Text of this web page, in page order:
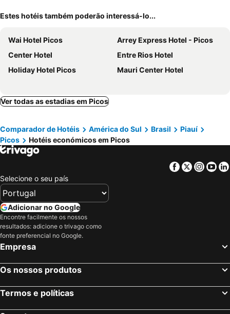
Estes hotéis também poderão interessá-lo...
Wai Hotel Picos
Arrey Express Hotel - Picos
Center Hotel
Entre Rios Hotel
Holiday Hotel Picos
Mauri Center Hotel
Ver todas as estadias em Picos
Comparador de Hotéis América do Sul Brasil
Piauí
Picos
Hotéis económicos em Picos
Facebook
Twitter
Selecione o seu país
Adicionar no Google
Encontre facilmente os nossos
resultados: adicione o trivago como
fonte preferencial no Google.
Empresa
Os nossos produtos
Termos e políticas